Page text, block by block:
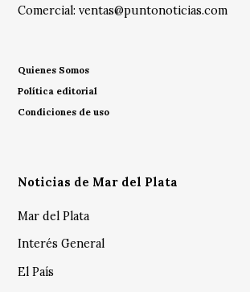
Comercial:ventas@puntonoticias.com
Quienes Somos
Política editorial
Condiciones de uso
Noticias de Mar del Plata
Mar del Plata
Interés General
El País